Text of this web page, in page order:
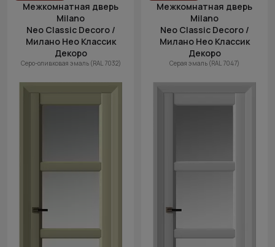
Межкомнатная дверь
Milano
Neo Classic Decoro /
Милано Нео Классик
Декоро
Серо-оливковая эмаль (RAL 7032)
Межкомнатная дверь
Milano
Neo Classic Decoro /
Милано Нео Классик
Декоро
Серая эмаль (RAL 7047)